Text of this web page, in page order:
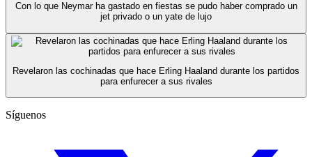
Con lo que Neymar ha gastado en fiestas se pudo haber comprado un
jet privado o un yate de lujo
Revelaron las cochinadas que hace Erling Haaland durante los partidos
para enfurecer a sus rivales
Síguenos